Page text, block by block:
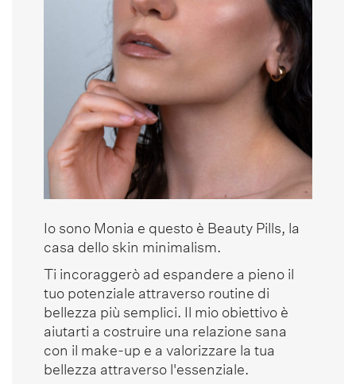
Io sono Monia e questo è Beauty Pills, la
casa dello skin minimalism.
Ti incoraggerò ad espandere a pieno il
tuo potenziale attraverso routine di
bellezza più semplici. Il mio obiettivo è
aiutarti a costruire una relazione sana
con il make-up e a valorizzare la tua
bellezza attraverso l'essenziale.